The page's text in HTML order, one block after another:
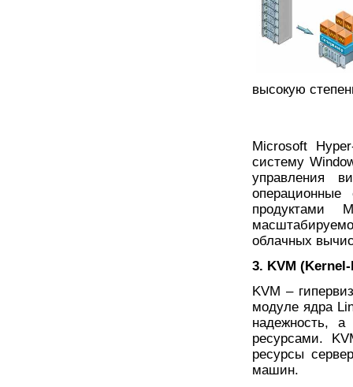
высокую
Microsoft
систему
управления
продуктами
облачных
3. KVM
KVM –
модуле ядра
надежность,
ресурсами.
ресурсы
машин.